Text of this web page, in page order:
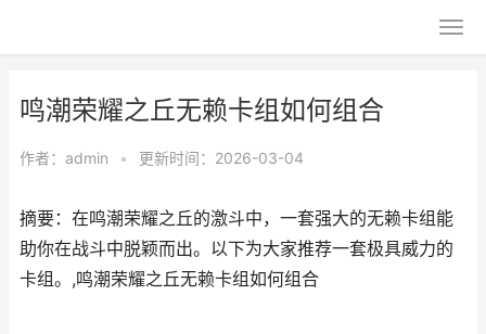
鸣潮荣耀之丘无赖卡组如何组合
作者： admin • 更新时间：2026-03-04
摘要：在鸣潮荣耀之丘的激斗中，一套强大的无赖卡组能
助你在战斗中脱颖而出。以下为大家推荐一套极具威力的
卡组。,鸣潮荣耀之丘无赖卡组如何组合